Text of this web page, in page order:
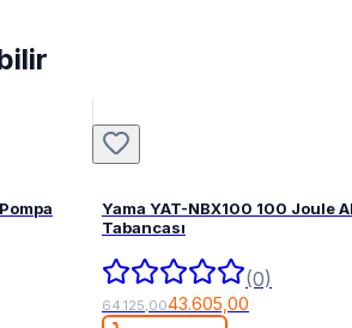
Yama YAT-NBX100 100 Joule
Tabancası
(0)
64.125,0043.605,00